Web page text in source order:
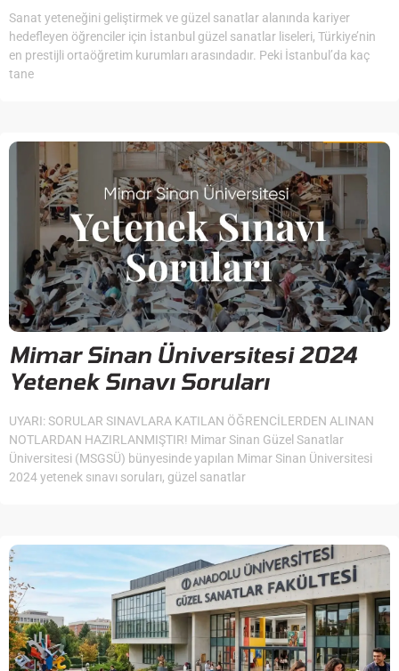
Sanat yeteneğini geliştirmek ve güzel sanatlar alanında kariyer
hedefleyen öğrenciler için İstanbul güzel sanatlar liseleri, Türkiye’nin
en prestijli ortaöğretim kurumları arasındadır. Peki İstanbul’da kaç
tane
Mimar Sinan Üniversitesi 2024
Yetenek Sınavı Soruları
UYARI: SORULAR SINAVLARA KATILAN ÖĞRENCİLERDEN ALINAN
NOTLARDAN HAZIRLANMIŞTIR! Mimar Sinan Güzel Sanatlar
Üniversitesi (MSGSÜ) bünyesinde yapılan Mimar Sinan Üniversitesi
2024 yetenek sınavı soruları, güzel sanatlar